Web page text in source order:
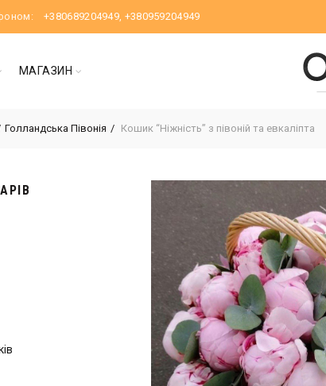
+380689204949, +380959204949
МАГАЗИН
Голландська Півонія Кошик “Ніжність” з півоній та евкаліпта